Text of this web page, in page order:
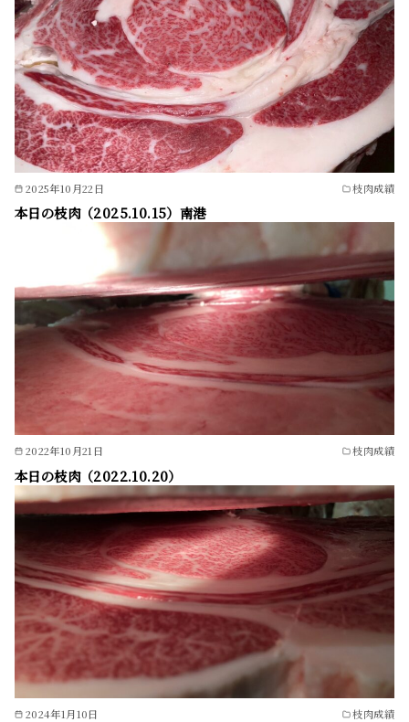
2025年10月22日 枝肉成績
本日の枝肉（2025.10.15）南港
2022年10月21日 枝肉成績
本日の枝肉（2022.10.20）
2024年1月10日 枝肉成績